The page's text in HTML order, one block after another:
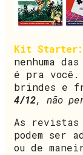
Kit Starter:
nenhuma
é pra você.
brindes e
4/12, não
As
podem ser
ou de